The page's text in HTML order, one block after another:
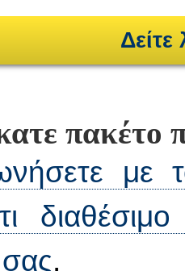
Δείτε
πακέτο
.